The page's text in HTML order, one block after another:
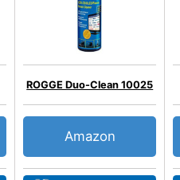
ROGGE Duo-Clean 10025
Amazon